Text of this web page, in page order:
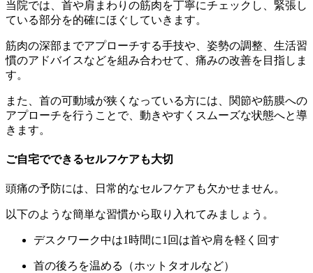
当院では、首や肩まわりの筋肉を丁寧にチェックし、緊張し
ている部分を的確にほぐしていきます。
筋肉の深部までアプローチする手技や、姿勢の調整、生活習
慣のアドバイスなどを組み合わせて、痛みの改善を目指しま
す。
また、首の可動域が狭くなっている方には、関節や筋膜への
アプローチを行うことで、動きやすくスムーズな状態へと導
きます。
ご自宅でできるセルフケアも大切
頭痛の予防には、日常的なセルフケアも欠かせません。
以下のような簡単な習慣から取り入れてみましょう。
デスクワーク中は1時間に1回は首や肩を軽く回す
首の後ろを温める（ホットタオルなど）